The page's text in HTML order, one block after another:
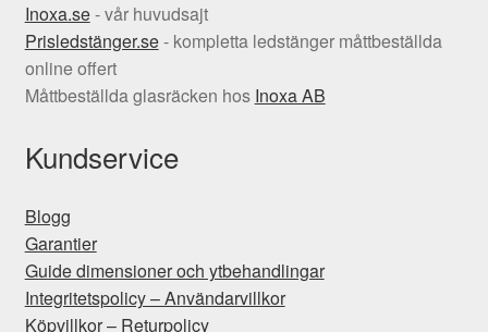
Inoxa.se- vår huvudsajt
Prisledstänger.se- kompletta ledstänger måttbeställda
online offert
Måttbeställda glasräcken hos Inoxa AB
Kundservice
Blogg
Garantier
Guide dimensioner och ytbehandlingar
Integritetspolicy – Användarvillkor
Köpvillkor – Returpolicy